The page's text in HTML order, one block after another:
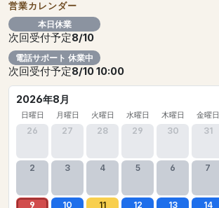
営業カレンダー
本日休業
次回受付予定8/10
電話サポート 休業中
次回受付予定8/10 10:00
2026年8月
日曜日 月曜日 火曜日 水曜日 木曜日 金曜日
26 27 28 29 30 31
2 3 4 5 6 7
9 10 11 12 13 14